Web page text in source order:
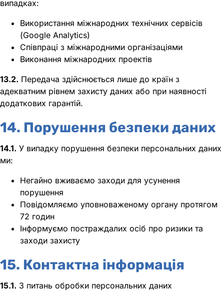
випадках:
Використання міжнародних технічних сервісів
(Google Analytics)
Співпраці з міжнародними організаціями
Виконання міжнародних проектів
13.2. Передача здійснюється лише до країн з
адекватним рівнем захисту даних або при наявності
додаткових гарантій.
14. Порушення безпеки даних
14.1. У випадку порушення безпеки персональних даних
ми:
Негайно вживаємо заходи для усунення
порушення
Повідомляємо уповноваженому органу протягом
72 годин
Інформуємо постраждалих осіб про ризики та
заходи захисту
15. Контактна інформація
15.1. З питань обробки персональних даних